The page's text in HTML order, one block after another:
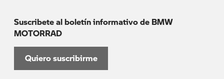
Suscribete al boletín informativo de BMW
MOTORRAD
Quiero suscribirme